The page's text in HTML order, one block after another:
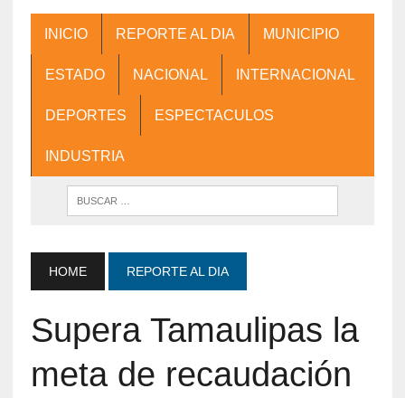
INICIO REPORTE AL DIA MUNICIPIO
ESTADO NACIONAL INTERNACIONAL
DEPORTES ESPECTACULOS
INDUSTRIA
HOME REPORTE AL DIA
Supera Tamaulipas la
meta de recaudación